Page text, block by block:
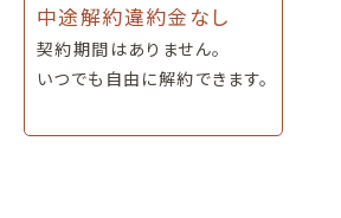
中途解約違約金なし
契約期間はありません。
いつでも自由に解約できます。